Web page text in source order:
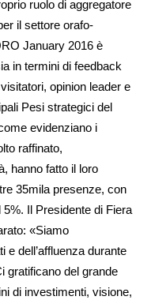
ruolo di aggregatore
il settore orafo-
Ja­nuary 2016 è
in termini di feedback
opinion leader e
Pesi strategici del
evidenziano i
raffinato,
hanno fatto il loro
35mila presenze, con
Il Presidente di Fiera
«Siamo
e dell’affluenza durante
gratificano del grande
di investimenti, visione,